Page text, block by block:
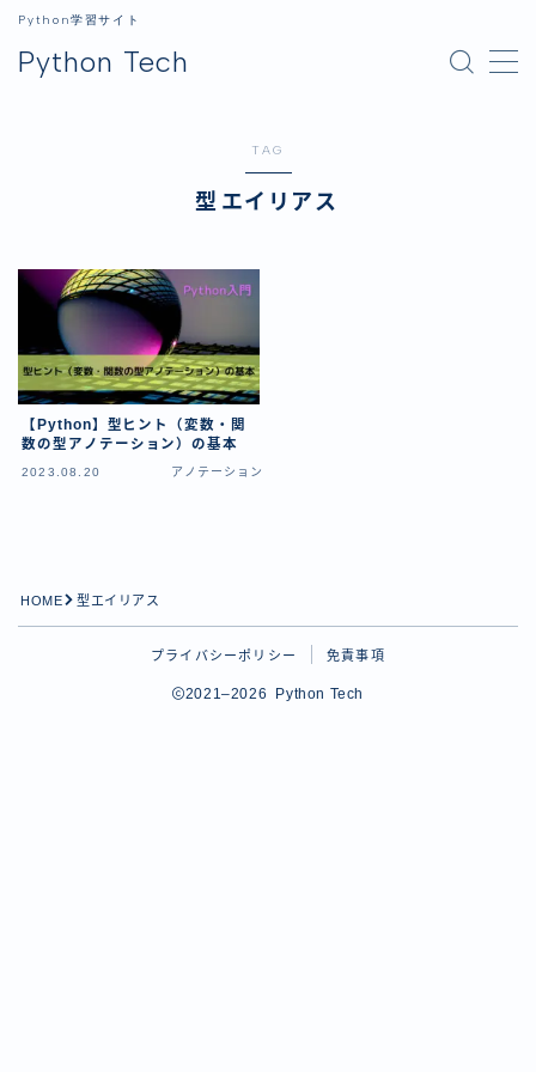
Python Tech
Python学習サイト
MENU
Python入門
ライブラリ
データ分析
GUI
画像処理
生成AI
tips Pythonのtipsに関する記事用のカテゴリー
TAG
型エイリアス
【Python】型ヒント（変数・関
数の型アノテーション）の基本
2023.08.20 アノテーション
HOME 型エイリアス
プライバシーポリシー 免責事項
2021–2026 Python Tech